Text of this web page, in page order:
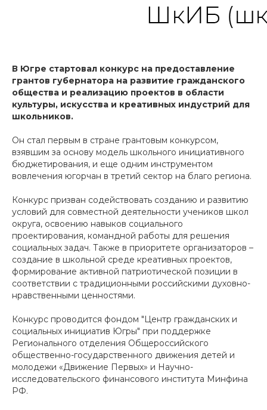
В Югре стартовал конкурс на предоставление
грантов губернатора на развитие гражданского
общества и реализацию проектов в области
культуры, искусства и креативных индустрий для
школьников.
Он стал первым в стране грантовым конкурсом,
взявшим за основу модель школьного инициативного
бюджетирования, и еще одним инструментом
вовлечения югорчан в третий сектор на благо региона.
Конкурс призван содействовать созданию и развитию
условий для совместной деятельности учеников школ
округа, освоению навыков социального
проектирования, командной работы для решения
социальных задач. Также в приоритете организаторов –
создание в школьной среде креативных проектов,
формирование активной патриотической позиции в
соответствии с традиционными российскими духовно-
нравственными ценностями.
Конкурс проводится фондом "Центр гражданских и
социальных инициатив Югры" при поддержке
Регионального отделения Общероссийского
общественно-государственного движения детей и
молодежи «Движение Первых» и Научно-
исследовательского финансового института Минфина
РФ.